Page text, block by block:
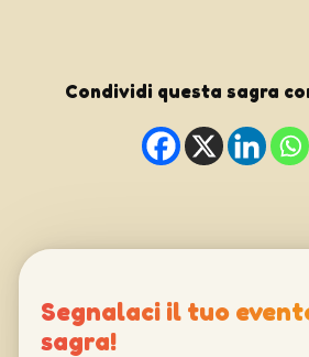
Condividi questa sagra
Segnalaci il tuo
sagra!